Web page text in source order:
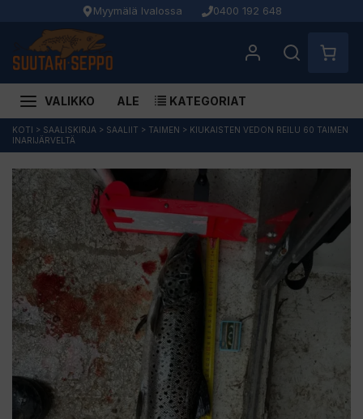
Myymälä Ivalossa 0400 192 648
VALIKKO ALE KATEGORIAT
Siirry
sisältöön
KOTI > SAALISKIRJA > SAALIIT > TAIMEN > KIUKAISTEN VEDON REILU 60 TAIMEN
INARIJÄRVELTÄ